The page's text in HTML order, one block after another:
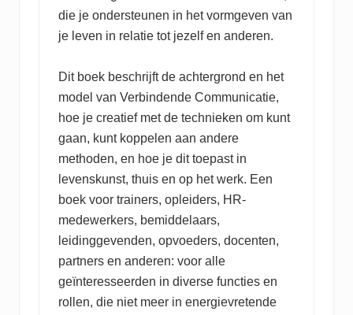
die je ondersteunen in het vormgeven van
je leven in relatie tot jezelf en anderen.
Dit boek beschrijft de achtergrond en het
model van Verbindende Communicatie,
hoe je creatief met de technieken om kunt
gaan, kunt koppelen aan andere
methoden, en hoe je dit toepast in
levenskunst, thuis en op het werk. Een
boek voor trainers, opleiders, HR-
medewerkers, bemiddelaars,
leidinggevenden, opvoeders, docenten,
partners en anderen: voor alle
geïnteresseerden in diverse functies en
rollen, die niet meer in energievretende